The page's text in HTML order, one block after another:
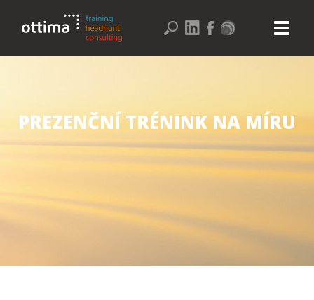
PREZENČNÍ TRÉNINK NA MÍRU